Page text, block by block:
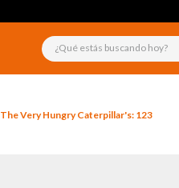
¿Qué estás buscando hoy?
The Very Hungry Caterpillar's: 123